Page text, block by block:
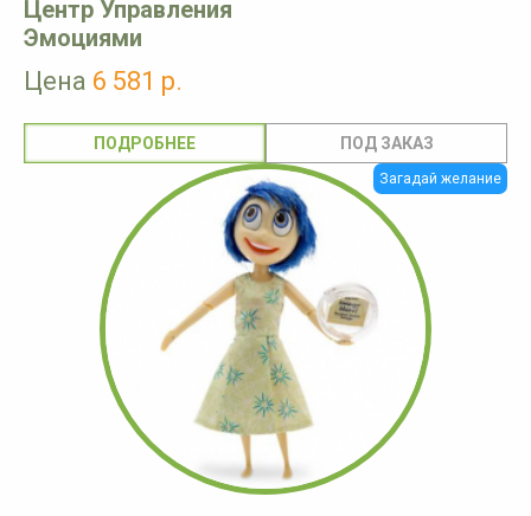
Центр Управления
Эмоциями
Цена 6 581 р.
ПОДРОБНЕЕ
Загадай желание